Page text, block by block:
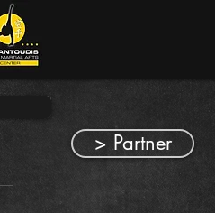
> Partner